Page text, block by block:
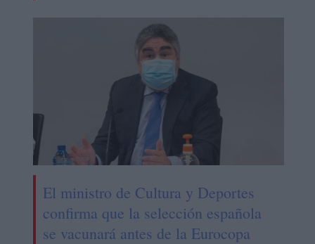
El ministro de Cultura y Deportes
confirma que la selección española
se vacunará antes de la Eurocopa